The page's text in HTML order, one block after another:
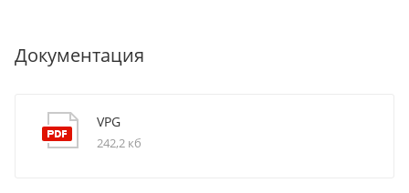
Документация
VPG
242,2 кб